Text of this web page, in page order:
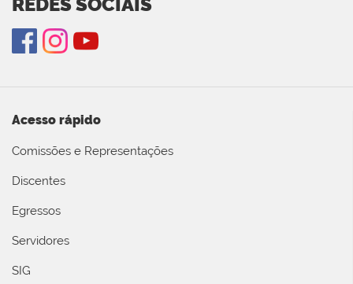
Acesso rápido
Comissões e Representações
Discentes
Egressos
Servidores
SIG